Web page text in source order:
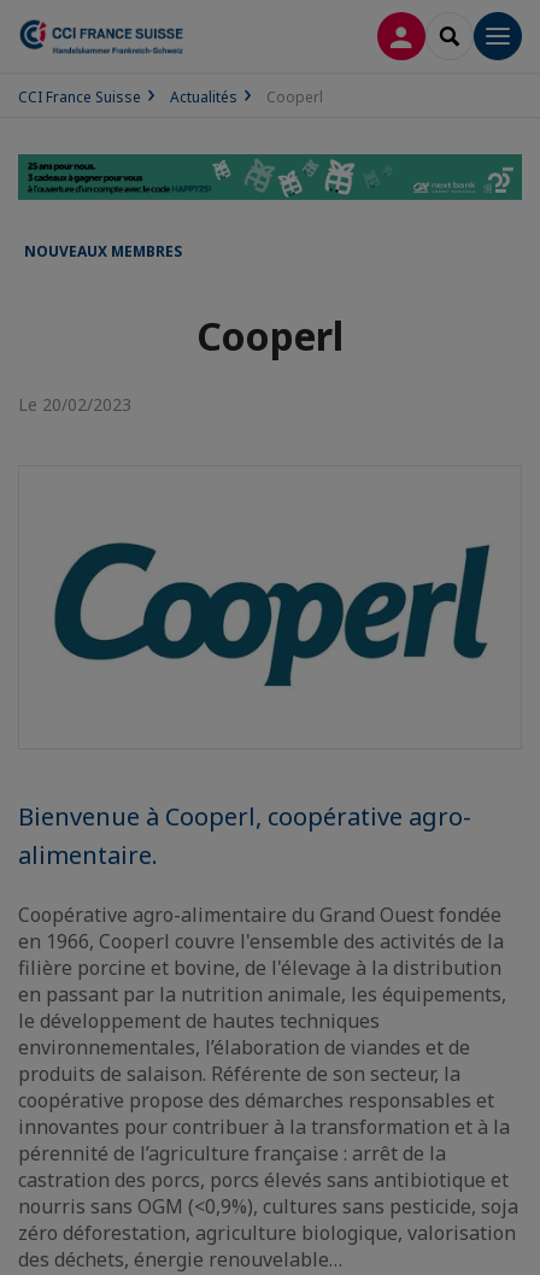
CONNEXION
CCI France Suisse Actualités Cooperl
NOUVEAUX MEMBRES
Cooperl
Le 20/02/2023
Bienvenue à Cooperl, coopérative agro-
alimentaire.
Coopérative agro-alimentaire du Grand Ouest fondée
en 1966, Cooperl couvre l'ensemble des activités de la
filière porcine et bovine, de l'élevage à la distribution
en passant par la nutrition animale, les équipements,
le développement de hautes techniques
environnementales, l’élaboration de viandes et de
produits de salaison. Référente de son secteur, la
coopérative propose des démarches responsables et
innovantes pour contribuer à la transformation et à la
pérennité de l’agriculture française : arrêt de la
castration des porcs, porcs élevés sans antibiotique et
nourris sans OGM (<0,9%), cultures sans pesticide, soja
zéro déforestation, agriculture biologique, valorisation
des déchets, énergie renouvelable…